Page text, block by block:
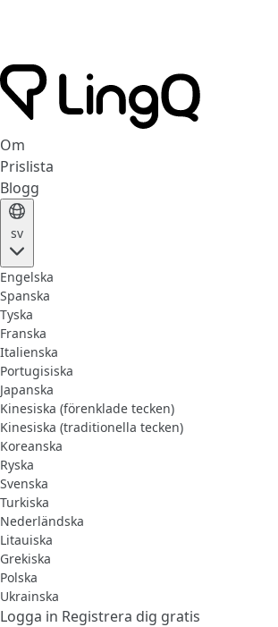
Om
Prislista
Blogg
sv
Engelska
Spanska
Tyska
Franska
Italienska
Portugisiska
Japanska
Kinesiska (förenklade tecken)
Kinesiska (traditionella tecken)
Koreanska
Ryska
Svenska
Turkiska
Nederländska
Litauiska
Grekiska
Polska
Ukrainska
Logga in Registrera dig gratis